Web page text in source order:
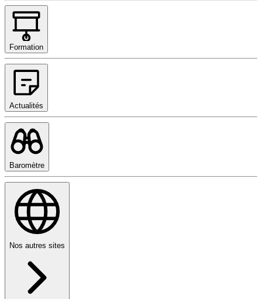
Formation
Actualités
Baromètre
Nos autres sites